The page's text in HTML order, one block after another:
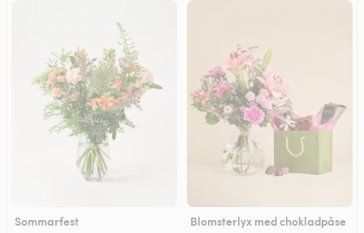
Sommarfest Blomsterlyx med chokladpåse